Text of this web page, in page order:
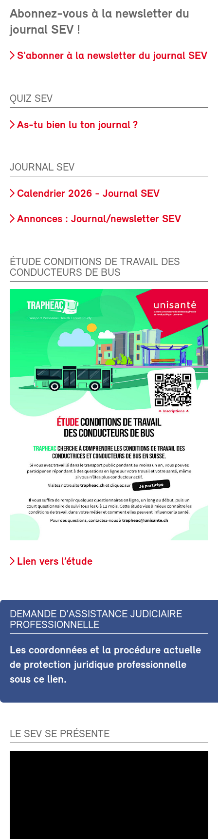
Abonnez-vous à la newsletter du
journal SEV !
S'abonner à la newsletter du journal SEV
QUIZ SEV
As-tu bien lu ton journal ?
JOURNAL SEV
Calendrier 2026 - Journal SEV
Annonces : Journal/newsletter SEV
ÉTUDE CONDITIONS DE TRAVAIL DES
CONDUCTEURS DE BUS
Lien vers l’étude
DEMANDE D'ASSISTANCE JUDICIAIRE
PROFESSIONNELLE
Les coordonnées et la procédure actuelle
de protection juridique professionnelle
sous ce lien.
LE SEV SE PRÉSENTE